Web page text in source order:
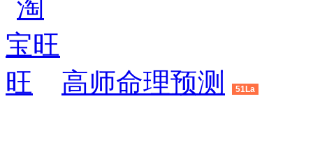
高师命理预测 51La